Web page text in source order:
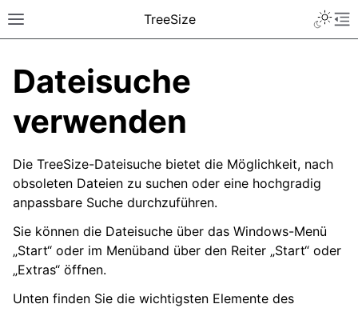
TreeSize
Dateisuche
verwenden
Die TreeSize-Dateisuche bietet die Möglichkeit, nach
obsoleten Dateien zu suchen oder eine hochgradig
anpassbare Suche durchzuführen.
Sie können die Dateisuche über das Windows-Menü
„Start“ oder im Menüband über den Reiter „Start“ oder
„Extras“ öffnen.
Unten finden Sie die wichtigsten Elemente des